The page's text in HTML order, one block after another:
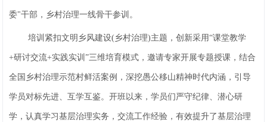
委"干部，乡村治理一线骨干参训。
培训紧扣文明乡风建设(乡村治理)主题，创新采用“课堂教学
+研讨交流+实践实训”三维培育模式，邀请专家开展专题授课，结合
全国乡村治理示范村鲜活案例，深挖愚公移山精神时代内涵，引导
学员对标先进、互学互鉴。开班以来，学员们严守纪律、潜心研
学，认真学习基层治理实务，交流工作经验，有效提升了基层治理